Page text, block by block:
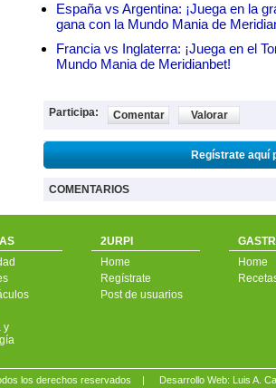
España vs Argentina: ¡Juega en la
gana con la Mundo Mania de
Francia vs Inglaterra: ¡Juega en el
Mundo Mania de Meridianbet!
Participa: Comentar Valorar
Regístrate aquí
COMENTARIOS
y
2URPI
Home
Regístrate
Post de usuarios
Home
los derechos reservados | Desarrollo Web: Luis